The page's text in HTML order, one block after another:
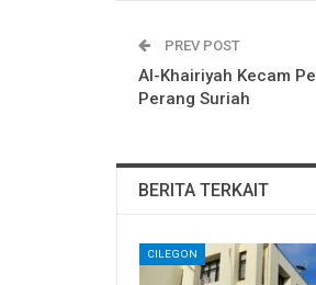
PREV POST
Al-Khairiyah Kecam
Perang Suriah
BERITA TERKAIT
CILEGON